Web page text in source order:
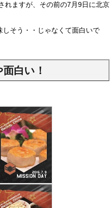
れますが、その前の7月9日に北京
しそう・・じゃなくて面白いで
白い！